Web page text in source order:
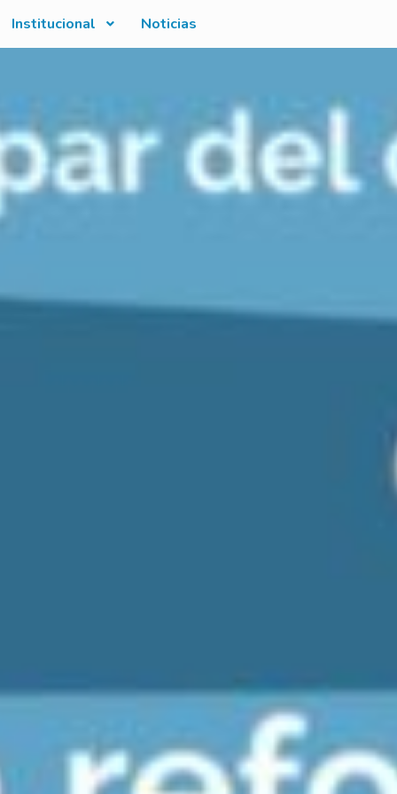
Institucional Noticias